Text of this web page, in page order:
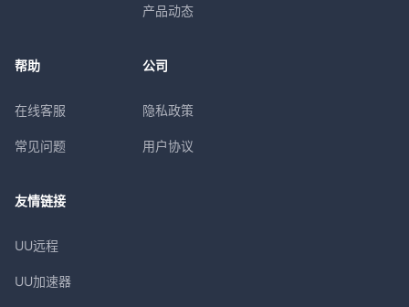
产品动态
帮助
在线客服
常见问题
公司
隐私政策
用户协议
友情链接
UU远程
UU加速器